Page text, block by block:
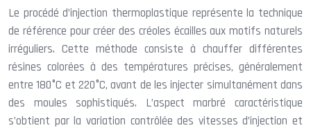
Le procédé d’injection thermoplastique représente la technique
de référence pour créer des créoles écailles aux motifs naturels
irréguliers. Cette méthode consiste à chauffer différentes
résines colorées à des températures précises, généralement
entre 180°C et 220°C, avant de les injecter simultanément dans
des moules sophistiqués. L’aspect marbré caractéristique
s’obtient par la variation contrôlée des vitesses d’injection et